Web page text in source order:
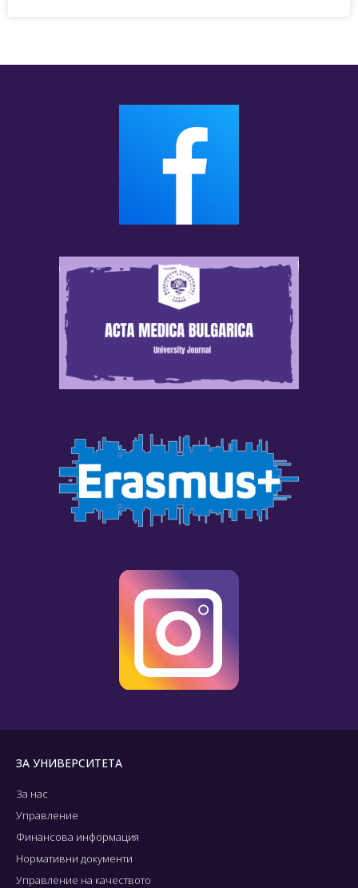
ЗА УНИВЕРСИТЕТА
За нас
Управление
Финансова информация
Нормативни документи
Управление на качеството